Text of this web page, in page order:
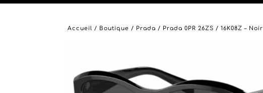
Accueil / Boutique / Prada / Prada 0PR 26ZS / 16K08Z – Noir